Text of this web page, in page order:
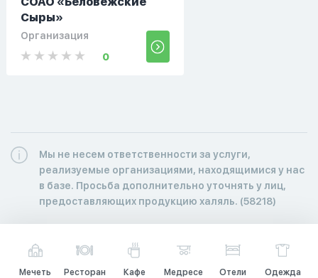
Сыры»
Организация
0
Мы не несем ответственности за услуги,
реализуемые организациями, находящимися у нас
в базе. Просьба дополнительно уточнять у лиц,
предоставляющих продукцию халяль. (58218)
Мечеть Ресторан Кафе Медресе Отели Одежда